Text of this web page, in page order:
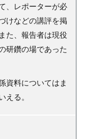
、レポーターが必
けなどの講評を掲
た、報告者は現役
研鑽の場であった
資料についてはま
える。